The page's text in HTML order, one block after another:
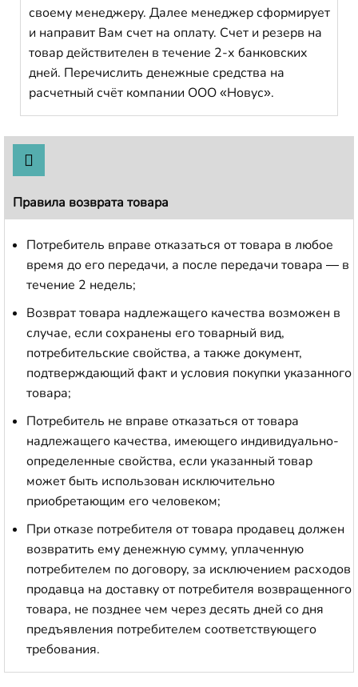
своему менеджеру. Далее менеджер сформирует
и направит Вам счет на оплату. Счет и резерв на
товар действителен в течение 2-х банковских
дней. Перечислить денежные средства на
расчетный счёт компании ООО «Новус».
Правила возврата товара
Потребитель вправе отказаться от товара в любое
время до его передачи, а после передачи товара — в
течение 2 недель;
Возврат товара надлежащего качества возможен в
случае, если сохранены его товарный вид,
потребительские свойства, а также документ,
подтверждающий факт и условия покупки указанного
товара;
Потребитель не вправе отказаться от товара
надлежащего качества, имеющего индивидуально-
определенные свойства, если указанный товар
может быть использован исключительно
приобретающим его человеком;
При отказе потребителя от товара продавец должен
возвратить ему денежную сумму, уплаченную
потребителем по договору, за исключением расходов
продавца на доставку от потребителя возвращенного
товара, не позднее чем через десять дней со дня
предъявления потребителем соответствующего
требования.